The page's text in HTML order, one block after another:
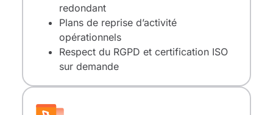
redondant
Plans de reprise d’activité
opérationnels
Respect du RGPD et certification ISO
sur demande